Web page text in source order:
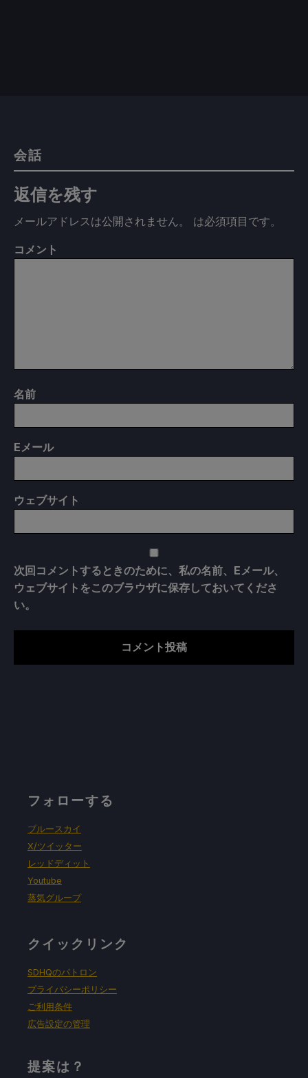
会話
返信を残す
メールアドレスは公開されません。 は必須項目です。
コメント
名前
Eメール
ウェブサイト
次回コメントするときのために、私の名前、Eメール、
ウェブサイトをこのブラウザに保存しておいてくださ
い。
フォローする
ブルースカイ
X/ツイッター
レッドディット
Youtube
蒸気グループ
クイックリンク
SDHQのパトロン
プライバシーポリシー
ご利用条件
広告設定の管理
提案は？